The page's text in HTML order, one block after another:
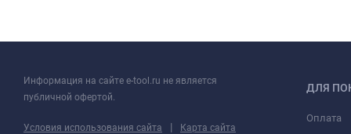
Информация на сайте e-tool.ru не является
публичной офертой.
Условия использования сайта | Карта сайта
ДЛЯ
Оплата